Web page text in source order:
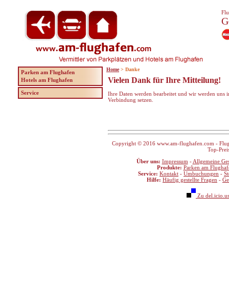
Vielen Dank für Ihre Mitteilung!
Ihre Daten werden bearbeitet und wir werden
Verbindung setzen.
Copyright © 2016 www.am-flughafen.com -
Top-
Über uns: Impressum - Allgemeine
Produkte: Parken am
Service: Kontakt - Umbuchungen -
Hilfe: Häufig gestellte Fragen -
Zu
Parken am Flughafen
Hotels am Flughafen
Service
Home > Danke